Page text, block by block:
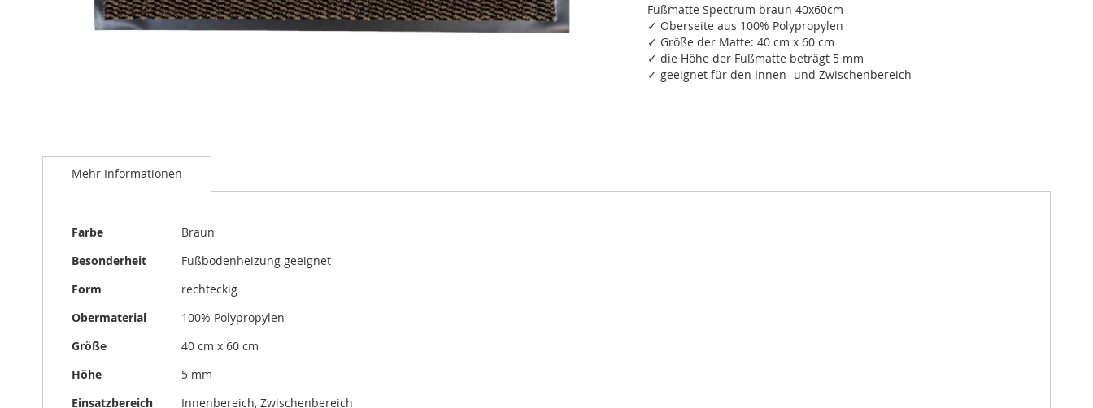
Fußmatte Spectrum braun 40x60cm
✓ Oberseite aus 100% Polypropylen
✓ Größe der Matte: 40 cm x 60 cm
✓ die Höhe der Fußmatte beträgt 5 mm
✓ geeignet für den Innen- und Zwischenbereich
Anfang
Mehr Informationen
Mehr
Farbe
Braun
Besonderheit
Fußbodenheizung geeignet
Form
rechteckig
Obermaterial
100% Polypropylen
Größe
40 cm x 60 cm
Höhe
5 mm
Einsatzbereich
Innenbereich, Zwischenbereich